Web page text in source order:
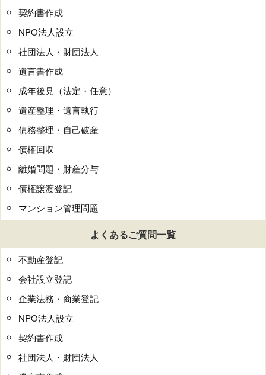
契約書作成
NPO法人設立
社団法人・財団法人
遺言書作成
成年後見（法定・任意）
遺産整理・遺言執行
債務整理・自己破産
債権回収
離婚問題・財産分与
債権譲渡登記
マンション管理問題
よくあるご質問一覧
不動産登記
会社設立登記
企業法務・商業登記
NPO法人設立
契約書作成
社団法人・財団法人